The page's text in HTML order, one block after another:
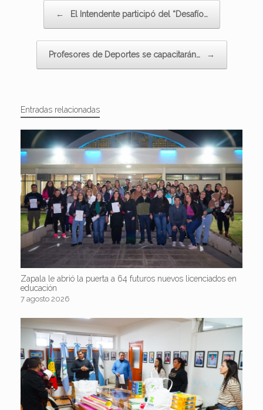
← El Intendente participó del “Desafío…
Profesores de Deportes se capacitarán… →
Entradas relacionadas
Zapala le abrió la puerta a 64 futuros nuevos licenciados en
educación
7 agosto 2026